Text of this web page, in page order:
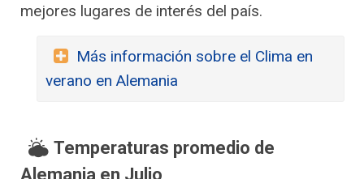
mejores lugares de interés del país.
Más información sobre el Clima en
verano en Alemania
Temperaturas promedio de
Alemania en Julio